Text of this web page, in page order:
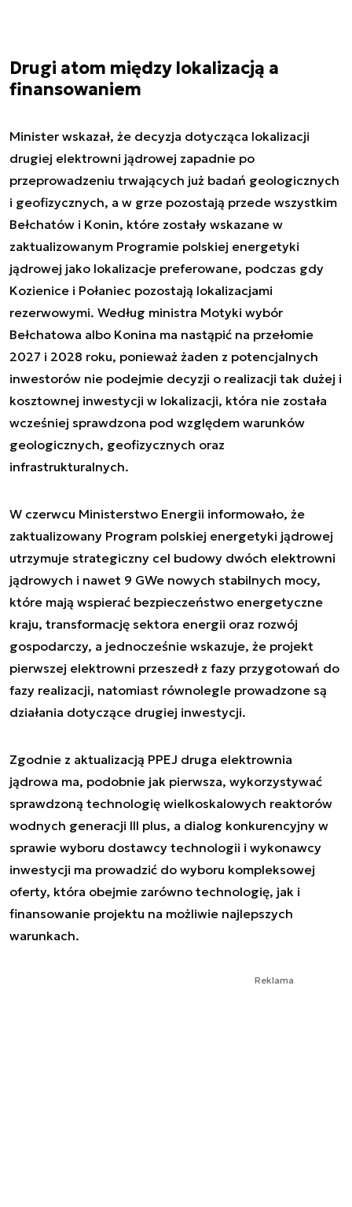
Drugi atom między lokalizacją a
finansowaniem
Minister wskazał, że decyzja dotycząca lokalizacji
drugiej elektrowni jądrowej zapadnie po
przeprowadzeniu trwających już badań geologicznych
i geofizycznych, a w grze pozostają przede wszystkim
Bełchatów i Konin, które zostały wskazane w
zaktualizowanym Programie polskiej energetyki
jądrowej jako lokalizacje preferowane, podczas gdy
Kozienice i Połaniec pozostają lokalizacjami
rezerwowymi. Według ministra Motyki wybór
Bełchatowa albo Konina ma nastąpić na przełomie
2027 i 2028 roku, ponieważ żaden z potencjalnych
inwestorów nie podejmie decyzji o realizacji tak dużej i
kosztownej inwestycji w lokalizacji, która nie została
wcześniej sprawdzona pod względem warunków
geologicznych, geofizycznych oraz
infrastrukturalnych.
W czerwcu Ministerstwo Energii informowało, że
zaktualizowany Program polskiej energetyki jądrowej
utrzymuje strategiczny cel budowy dwóch elektrowni
jądrowych i nawet 9 GWe nowych stabilnych mocy,
które mają wspierać bezpieczeństwo energetyczne
kraju, transformację sektora energii oraz rozwój
gospodarczy, a jednocześnie wskazuje, że projekt
pierwszej elektrowni przeszedł z fazy przygotowań do
fazy realizacji, natomiast równolegle prowadzone są
działania dotyczące drugiej inwestycji.
Zgodnie z aktualizacją PPEJ druga elektrownia
jądrowa ma, podobnie jak pierwsza, wykorzystywać
sprawdzoną technologię wielkoskalowych reaktorów
wodnych generacji III plus, a dialog konkurencyjny w
sprawie wyboru dostawcy technologii i wykonawcy
inwestycji ma prowadzić do wyboru kompleksowej
oferty, która obejmie zarówno technologię, jak i
finansowanie projektu na możliwie najlepszych
warunkach.
Reklama